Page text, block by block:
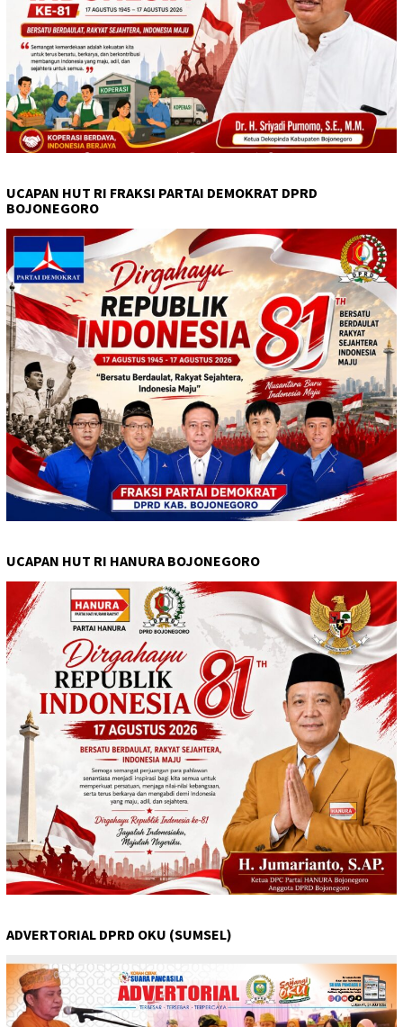
UCAPAN HUT RI FRAKSI PARTAI DEMOKRAT DPRD
BOJONEGORO
UCAPAN HUT RI HANURA BOJONEGORO
ADVERTORIAL DPRD OKU (SUMSEL)